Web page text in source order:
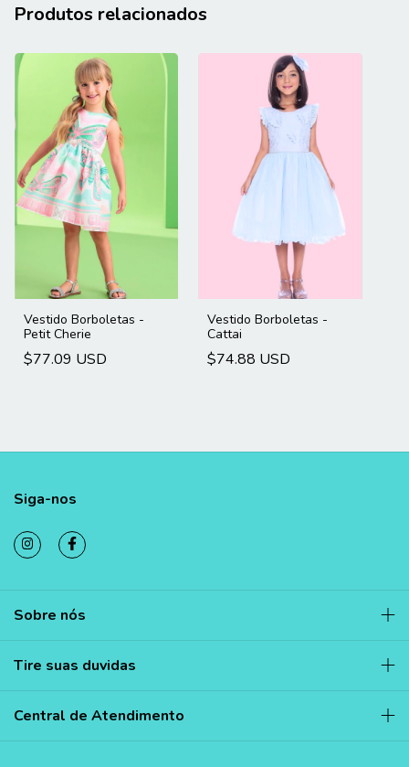
Produtos relacionados
Vestido Borboletas -
Petit Cherie
$77.09 USD
Vestido Borboletas -
Cattai
$74.88 USD
Siga-nos
Sobre nós
Tire suas duvidas
Central de Atendimento